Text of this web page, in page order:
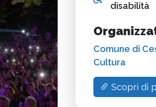
disabilità
Comune di
Cultura
Scopri di